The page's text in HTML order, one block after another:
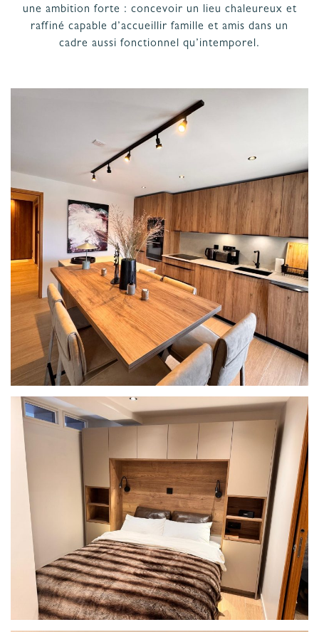
une ambition forte : concevoir un lieu chaleureux et
raffiné capable d’accueillir famille et amis dans un
cadre aussi fonctionnel qu’intemporel.